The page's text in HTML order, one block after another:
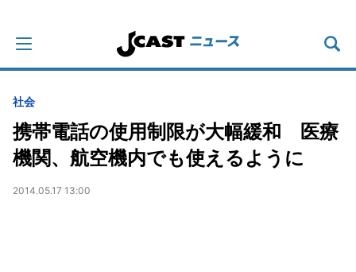
社会
携帯電話の使用制限が大幅緩和 医療
機関、航空機内でも使えるように
2014.05.17 13:00